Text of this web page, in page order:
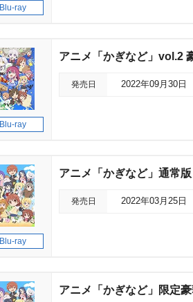
Blu-ray
Blu-ray
アニメ「かぎなど」vol.2
発売日 2022年09月30日
Blu-ray
アニメ「かぎなど」通常版
発売日 2022年03月25日
アニメ「かぎなど」限定